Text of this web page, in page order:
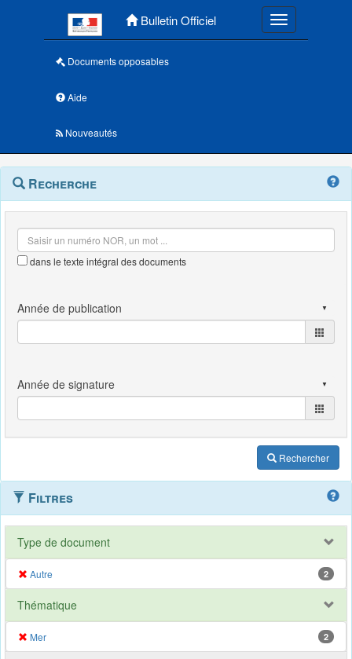
Bulletin Officiel Toggle
Documents opposables
Aide
Nouveautés
Navigation
outils
Menu
contextuel
Recherche
dans le texte intégral des documents
Rechercher
Filtres
Type de document
Autre 2
Thématique
Mer 2